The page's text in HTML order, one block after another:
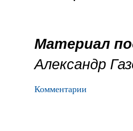
Материал
Александр
Комментарии